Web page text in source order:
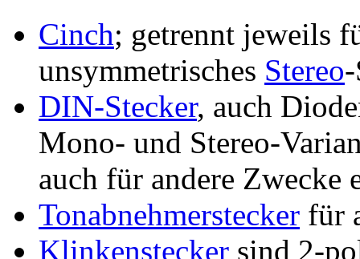
Cinch; getrennt jeweils
unsymmetrisches Stereo
DIN-Stecker, auch
Mono- und Stereo-
auch für andere Zwecke
Tonabnehmerstecker für
Klinkenstecker sind 2-